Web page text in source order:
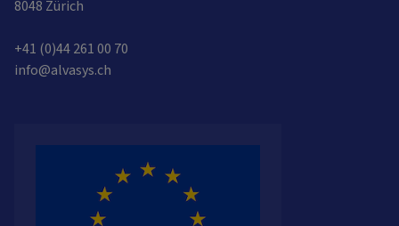
8048 Zürich
+41 (0)44 261 00 70
info@alvasys.ch